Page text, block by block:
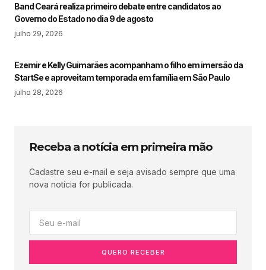
Band Ceará realiza primeiro debate entre candidatos ao
Governo do Estado no dia 9 de agosto
julho 29, 2026
Ezemir e Kelly Guimarães acompanham o filho em imersão da
StartSe e aproveitam temporada em família em São Paulo
julho 28, 2026
Receba a notícia em primeira mão
Cadastre seu e-mail e seja avisado sempre que uma
nova notícia for publicada.
QUERO RECEBER